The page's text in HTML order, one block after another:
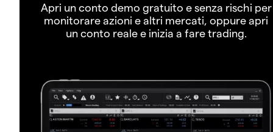
Apri un conto demo gratuito e senza rischi per
monitorare azioni e altri mercati, oppure apri
un conto reale e inizia a fare trading.